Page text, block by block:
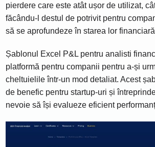
pierdere care este atât ușor de utilizat,
făcându-l destul de potrivit pentru
să se aprofundeze în starea lor
Șablonul Excel P&L pentru analisti
platformă pentru companii pentru a-și
cheltuielile într-un mod detaliat. Acest
de benefic pentru startup-uri și
nevoie să își evalueze eficient